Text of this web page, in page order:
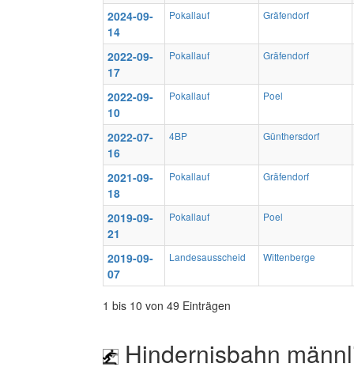
2024-09-
14
Pokallauf Gräfendorf
2022-09-
17
Pokallauf Gräfendorf
2022-09-
10
Pokallauf Poel
2022-07-
16
4BP Günthersdorf
2021-09-
18
Pokallauf Gräfendorf
2019-09-
21
Pokallauf Poel
2019-09-
07
Landesausscheid Wittenberge
1 bis 10 von 49 Einträgen
Hindernisbahn